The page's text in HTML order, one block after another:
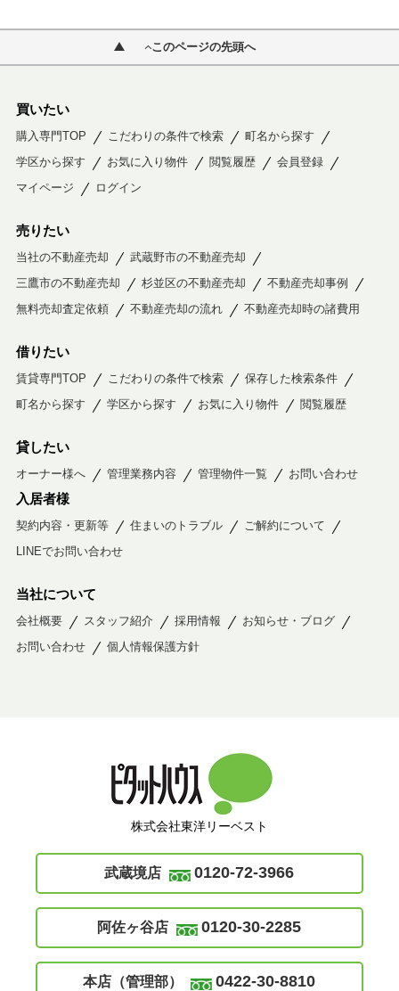
このページの先頭へ
買いたい
購入専門TOP こだわりの条件で検索
町名から探す
学区から探す
お気に入り物件 閲覧履歴
会員登録
マイページ
ログイン
売りたい
当社の不動産売却
武蔵野市の不動産売却
三鷹市の不動産売却
杉並区の不動産売却
不動産売却事例
無料売却査定依頼
不動産売却の流れ 不動産売却時の諸費用
借りたい
賃貸専門TOP こだわりの条件で検索
保存した検索条件
町名から探す
学区から探す お気に入り物件 閲覧履歴
貸したい
オーナー様へ 管理業務内容 管理物件一覧 お問い合わせ
入居者様
契約内容・更新等 住まいのトラブル
ご解約について
LINEでお問い合わせ
当社について
会社概要 スタッフ紹介 採用情報
お知らせ・ブログ
お問い合わせ
個人情報保護方針
株式会社東洋リーベスト
武蔵境店 0120-72-3966
阿佐ヶ谷店 0120-30-2285
本店（管理部） 0422-30-8810